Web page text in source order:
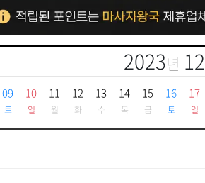
2023년 12
09
토
10
일
11
월
12
화
13
수
14
목
15
금
16
토
17
일